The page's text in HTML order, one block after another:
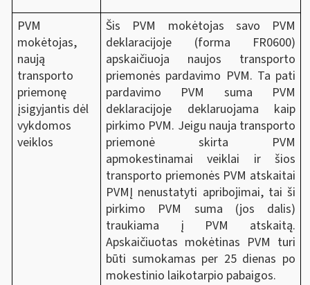
PVM
mokėtojas,
naują
transporto
priemonę
įsigyjantis dėl
vykdomos
veiklos
Šis PVM mokėtojas savo PVM
deklaracijoje (forma FR0600)
apskaičiuoja naujos transporto
priemonės pardavimo PVM. Ta pati
pardavimo PVM suma PVM
deklaracijoje deklaruojama kaip
pirkimo PVM. Jeigu nauja transporto
priemonė skirta PVM
apmokestinamai veiklai ir šios
transporto priemonės PVM atskaitai
PVMĮ nenustatyti apribojimai, tai ši
pirkimo PVM suma (jos dalis)
traukiama į PVM atskaitą.
Apskaičiuotas mokėtinas PVM turi
būti sumokamas per 25 dienas po
mokestinio laikotarpio pabaigos.